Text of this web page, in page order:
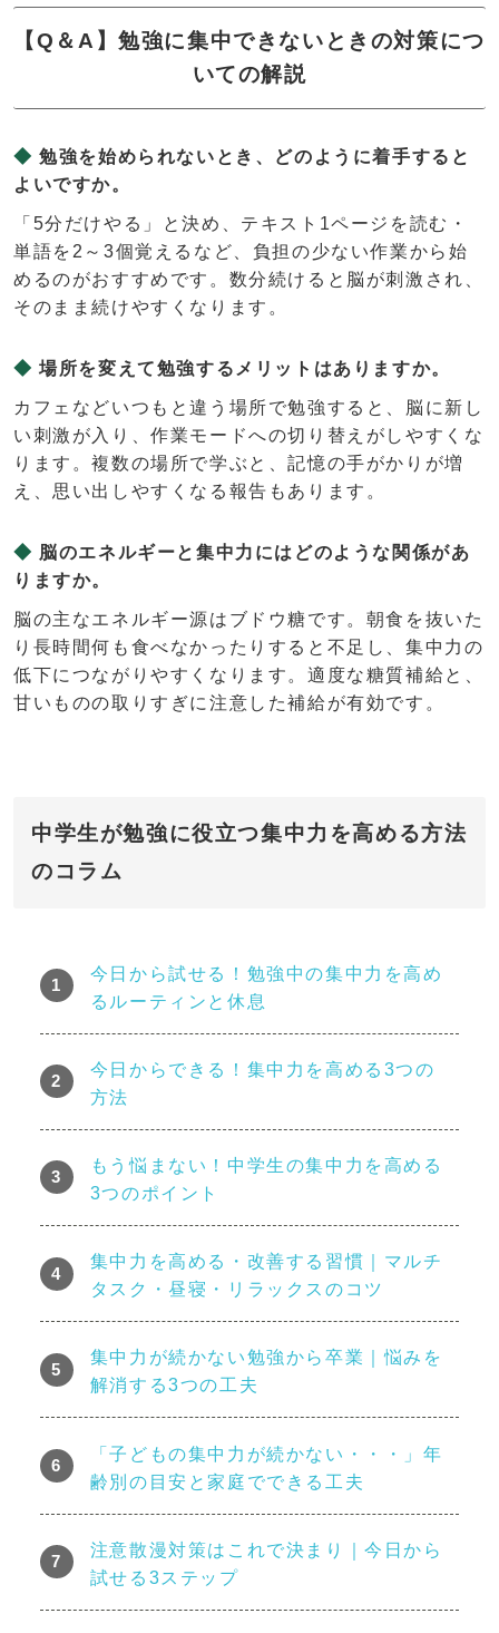
【Q＆A】勉強に集中できないときの対策につ
いての解説
勉強を始められないとき、どのように着手すると
よいですか。
「5分だけやる」と決め、テキスト1ページを読む・
単語を2～3個覚えるなど、負担の少ない作業から始
めるのがおすすめです。数分続けると脳が刺激され、
そのまま続けやすくなります。
場所を変えて勉強するメリットはありますか。
カフェなどいつもと違う場所で勉強すると、脳に新し
い刺激が入り、作業モードへの切り替えがしやすくな
ります。複数の場所で学ぶと、記憶の手がかりが増
え、思い出しやすくなる報告もあります。
脳のエネルギーと集中力にはどのような関係があ
りますか。
脳の主なエネルギー源はブドウ糖です。朝食を抜いた
り長時間何も食べなかったりすると不足し、集中力の
低下につながりやすくなります。適度な糖質補給と、
甘いものの取りすぎに注意した補給が有効です。
中学生が勉強に役立つ集中力を高める方法
のコラム
今日から試せる！勉強中の集中力を高め
るルーティンと休息
今日からできる！集中力を高める3つの
方法
もう悩まない！中学生の集中力を高める
3つのポイント
集中力を高める・改善する習慣｜マルチ
タスク・昼寝・リラックスのコツ
集中力が続かない勉強から卒業｜悩みを
解消する3つの工夫
「子どもの集中力が続かない・・・」年
齢別の目安と家庭でできる工夫
注意散漫対策はこれで決まり｜今日から
試せる3ステップ